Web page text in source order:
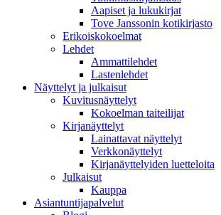
Aapiset ja lukukirjat
Tove Janssonin kotikirjasto
Erikoiskokoelmat
Lehdet
Ammattilehdet
Lastenlehdet
Näyttelyt ja julkaisut
Kuvitusnäyttelyt
Kokoelman taiteilijat
Kirjanäyttelyt
Lainattavat näyttelyt
Verkkonäyttelyt
Kirjanäyttelyiden luetteloita
Julkaisut
Kauppa
Asiantuntija­palvelut